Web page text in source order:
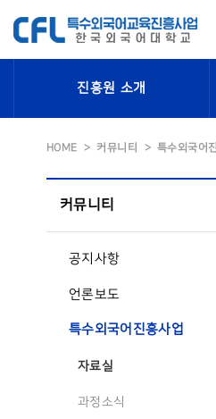
진흥원 소개
HOME 커뮤니티 특수외국어
커뮤니티
공지사항
언론보도
특수외국어진흥사업
자료실
과정소식